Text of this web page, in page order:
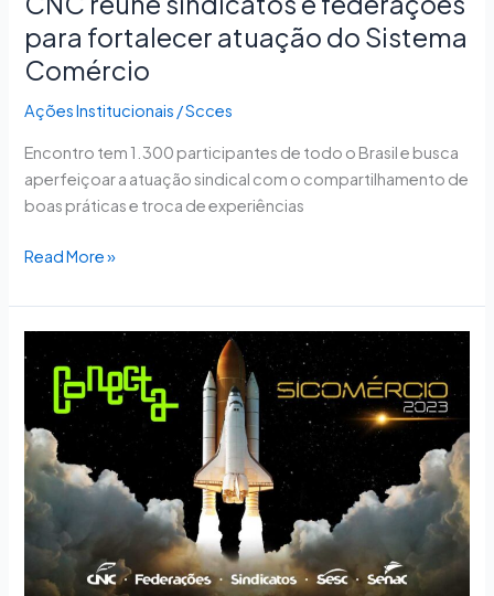
para fortalecer atuação do Sistema
Comércio
Ações Institucionais /Scces
Encontro tem 1.300 participantes de todo o Brasil e busca
aperfeiçoar a atuação sindical com o compartilhamento de
boas práticas e troca de experiências
Read More »
reunirão,
em
Brasília,
mais
de
2
representantes
de